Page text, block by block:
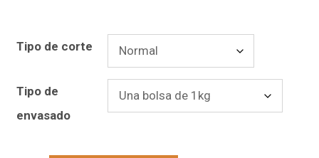
Tipo de corte
Tipo de
envasado